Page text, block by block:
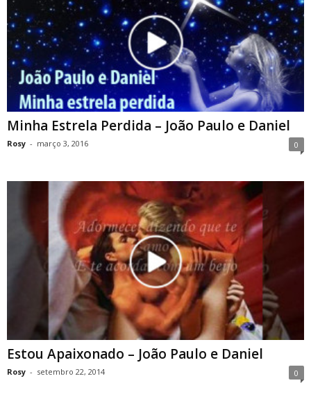
Minha Estrela Perdida – João Paulo e Daniel
Rosy - março 3, 2016 0
Estou Apaixonado – João Paulo e Daniel
Rosy - setembro 22, 2014 0